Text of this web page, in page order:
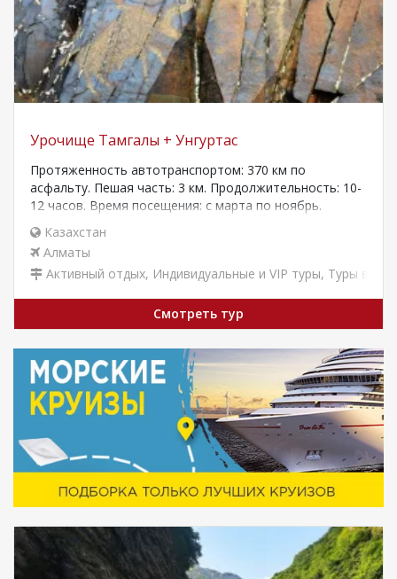
Урочище Тамгалы + Унгуртас
Протяженность автотранспортом: 370 км по
асфальту. Пешая часть: 3 км. Продолжительность: 10-
12 часов. Время посещения: с марта по ноябрь.
Время…
Казахстан
Алматы
Активный отдых, Индивидуальные и VIP туры, Туры
Смотреть тур